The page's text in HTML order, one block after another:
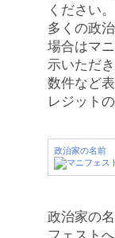
ください。
多くの政
場合はマ
示いただき
数件など
レジット
政治家の名前
政治家の